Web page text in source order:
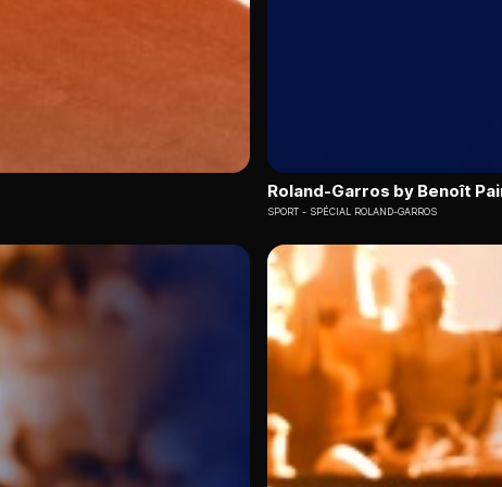
Roland-Garros by Benoît
SPORT SPÉCIAL ROLAND-GARROS